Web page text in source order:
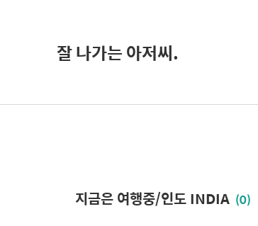
잘 나가는 아저씨.
지금은 여행중/인도 INDIA (0)